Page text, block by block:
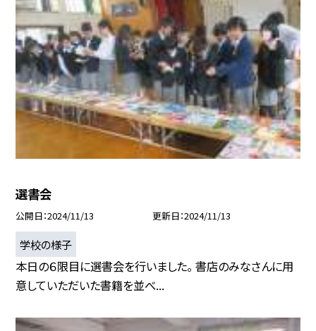
選書会
公開日 2024/11/13 更新日 2024/11/13
学校の様子
本日の６限目に選書会を行いました。 書店のみなさんに用
意していただいた書籍を並べ...